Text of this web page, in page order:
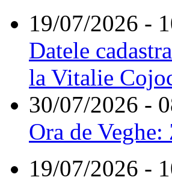
19/07/2026 -
Datele
la Vitalie
30/07/2026 -
Ora de
19/07/2026 -